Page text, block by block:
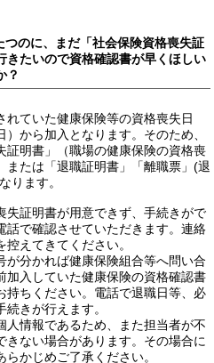
のに、まだ「社会保険資格喪失証
きたいので資格確認書が早くほしい
？
れていた健康保険等の資格喪失日
）から加入となります。そのため、
証明書」（職場の健康保険の資格喪
または「退職証明書」「離職票」(退
ります。
証明書が用意できず、手続きがで
話で確認させていただきます。連絡
えてきてください。
分かれば健康保険組合等へ問い合
加入していた健康保険の資格確認書
持ちください。電話で退職日等、必
きが行えます。
情報であるため、また担当者が不
ない場合があります。その場合に
かじめご了承ください。